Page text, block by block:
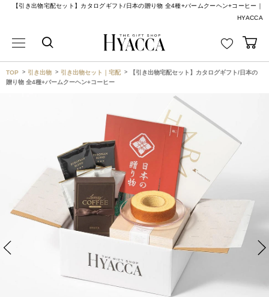
【引き出物宅配セット】カタログギフト/日本の贈り物 全4種+バームクーヘン+コーヒー｜
HYACCA
TOP 引き出物 引き出物セット｜宅配
【引き出物宅配セット】カタログギフト/日本の
贈り物 全4種+バームクーヘン+コーヒー